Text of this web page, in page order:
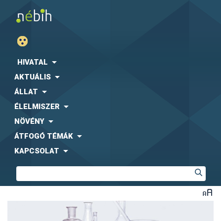
HIVATAL
AKTUÁLIS
ÁLLAT
ÉLELMISZER
NÖVÉNY
ÁTFOGÓ TÉMÁK
KAPCSOLAT